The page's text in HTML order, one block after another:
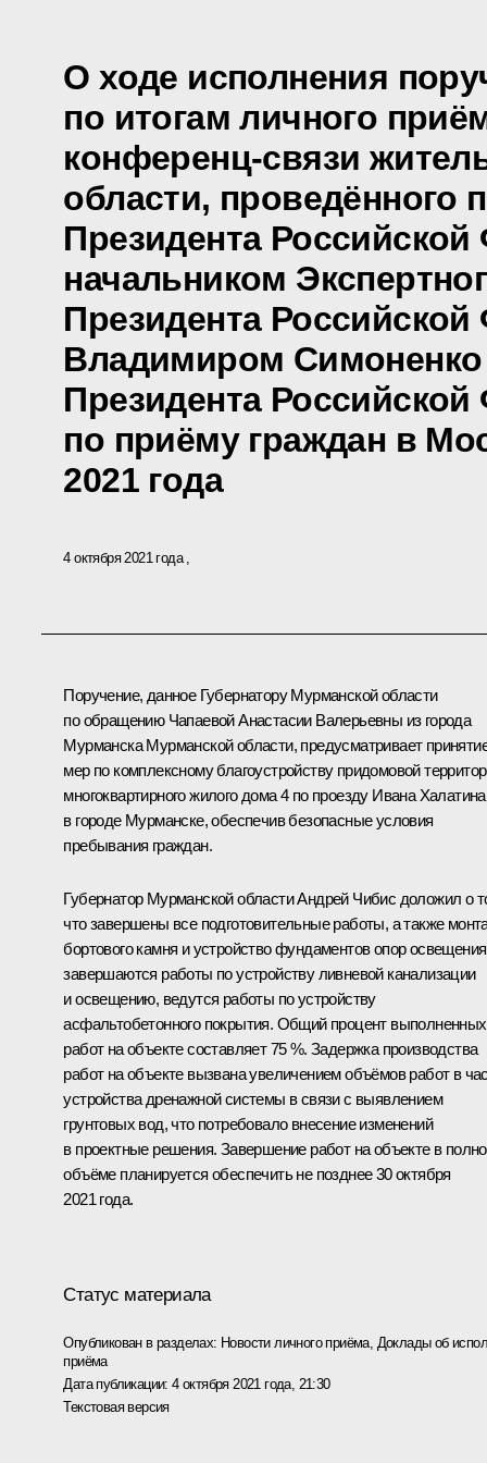
О ходе исполнения
по итогам личного
конференц-связи
области, проведённого
Президента
начальником
Президента
Владимиром
Президента
по приёму граждан в
2021 года
4 октября 2021 года
Поручение, данное Губернатору Мурманской области
по обращению Чапаевой Анастасии Валерьевны из города
Мурманска Мурманской области, предусматривает
мер по комплексному благоустройству придомовой
многоквартирного жилого дома 4 по проезду Ивана Халатина
в городе Мурманске, обеспечив безопасные условия
пребывания граждан.
Губернатор Мурманской области Андрей Чибис доложил о
что завершены все подготовительные работы, а также
бортового камня и устройство фундаментов опор
завершаются работы по устройству ливневой канализации
и освещению, ведутся работы по устройству
асфальтобетонного покрытия. Общий процент выполненных
работ на объекте составляет 75%. Задержка производства
работ на объекте вызвана увеличением объёмов работ в
устройства дренажной системы в связи с выявлением
грунтовых вод, что потребовало внесение изменений
в проектные решения. Завершение работ на объекте в
объёме планируется обеспечить не позднее 30 октября
2021 года.
Статус материала
Опубликован в разделах: Новости личного приёма, Доклады об
приёма
Дата публикации:4 октября 2021 года, 21:30
Текстовая версия